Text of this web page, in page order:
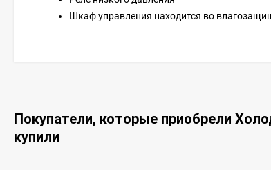
Шкаф управления находится во
Покупатели, которые приобрели
купили